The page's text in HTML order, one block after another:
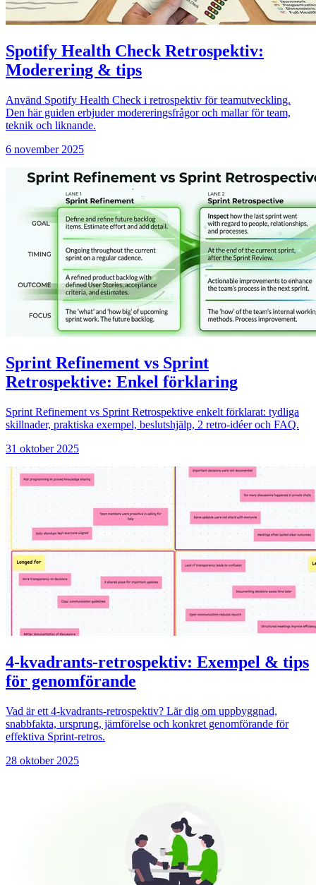
Spotify Health Check Retrospektiv:
Moderering & tips
Använd Spotify Health Check i retrospektiv för teamutveckling.
Den här guiden erbjuder modereringsfrågor och mallar för team,
teknik och liknande.
6 november 2025
Sprint Refinement vs Sprint
Retrospektive: Enkel förklaring
Sprint Refinement vs Sprint Retrospektive enkelt förklarat: tydliga
skillnader, praktiska exempel, beslutshjälp, 2 retro-idéer och FAQ.
31 oktober 2025
4-kvadrants-retrospektiv: Exempel & tips
för genomförande
Vad är ett 4-kvadrants-retrospektiv? Lär dig om uppbyggnad,
snabbfakta, ursprung, jämförelse och konkret genomförande för
effektiva Sprint-retros.
28 oktober 2025